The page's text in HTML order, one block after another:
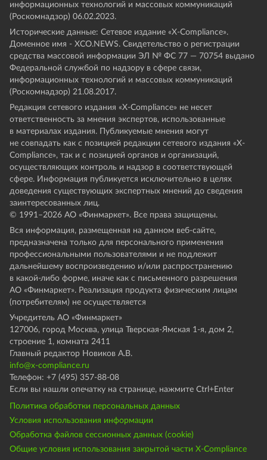
информационных технологий и массовых коммуникаций
(Роскомнадзор) 06.02.2023.
Исторические данные: Сетевое издание «Х-Compliance».
Доменное имя - XCO.NEWS. Свидетельство о регистрации
средства массовой информации ЭЛ № ФС 77 — 70754 выдано
Федеральной службой по надзору в сфере связи,
информационных технологий и массовых коммуникаций
(Роскомнадзор) 21.08.2017.
Редакция сетевого издания «X-Compliance» не несет
ответственность за мнения экспертов, использованные
в материалах издания. Публикуемые мнения могут
не совпадать как с позицией редакции сетевого издания «X-
Compliance», так и с позицией органов и организаций,
осуществляющих контроль и надзор в соответствующей
сфере. Информация публикуется исключительно в целях
доведения существующих экспертных мнений до сведения
заинтересованных лиц.
© 1991–2026 АО «Финмаркет». Все права защищены.
Вся информация, размещенная на данном веб-сайте,
предназначена только для персонального применения
профессиональными пользователями и не подлежит
дальнейшему воспроизведению и/или распространению
в какой-либо форме, иначе как с письменного разрешения
АО «Финмаркет». Реализация продукта физическим лицам
(потребителям) не осуществляется
Учредитель АО «Финмаркет»
127006, город Москва, улица Тверская-Ямская 1-я, дом 2,
строение 1, комната 2411
Главный редактор Новиков А.В.
info@x-compliance.ru
Телефон: +7 (495) 357-88-08
Если вы нашли опечатку на странице, нажмите Ctrl+Enter
Политика обработки персональных данных
Условия использования информации
Обработка файлов сессионных данных (cookie)
Общие условия использования закрытой части X-Compliance